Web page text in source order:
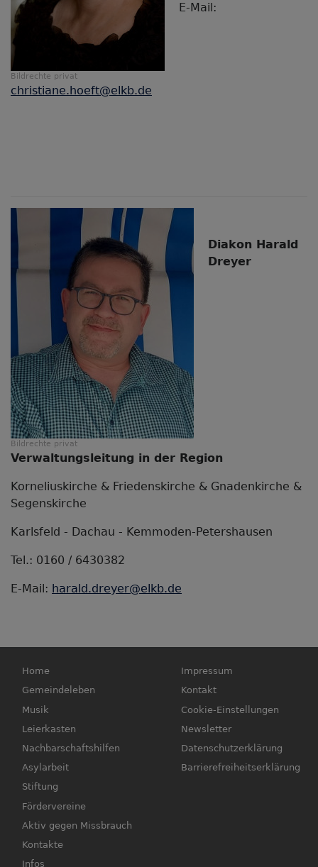
Bildrechte privat
E-Mail:
christiane.hoeft@elkb.de
Bildrechte privat
Diakon Harald
Dreyer
Verwaltungsleitung in der Region
Korneliuskirche & Friedenskirche & Gnadenkirche &
Segenskirche
Karlsfeld - Dachau - Kemmoden-Petershausen
Tel.: 0160 / 6430382
E-Mail: harald.dreyer@elkb.de
Hauptnavigation
Home
Gemeindeleben
Musik
Leierkasten
Nachbarschaftshilfen
Asylarbeit
Stiftung
Fördervereine
Aktiv gegen Missbrauch
Kontakte
Infos
Fußbereichsmenü
Impressum
Kontakt
Cookie-Einstellungen
Newsletter
Datenschutzerklärung
Barrierefreiheitserklärung